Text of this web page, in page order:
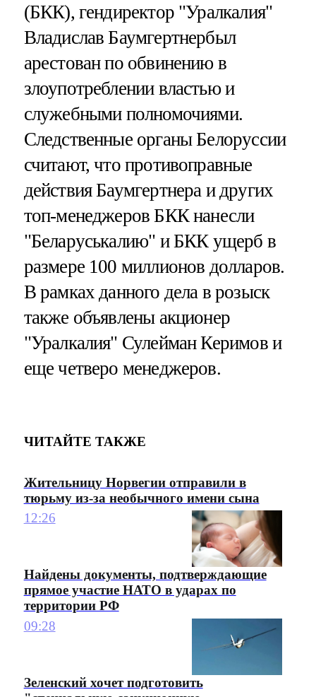
(БКК), гендиректор "Уралкалия"
Владислав Баумгертнербыл
арестован по обвинению в
злоупотреблении властью и
служебными полномочиями.
Следственные органы Белоруссии
считают, что противоправные
действия Баумгертнера и других
топ-менеджеров БКК нанесли
"Беларуськалию" и БКК ущерб в
размере 100 миллионов долларов.
В рамках данного дела в розыск
также объявлены акционер
"Уралкалия" Сулейман Керимов и
еще четверо менеджеров.
ЧИТАЙТЕ ТАКЖЕ
Жительницу Норвегии отправили в
тюрьму из-за необычного имени сына
12:26
Найдены документы, подтверждающие
прямое участие НАТО в ударах по
территории РФ
09:28
Зеленский хочет подготовить